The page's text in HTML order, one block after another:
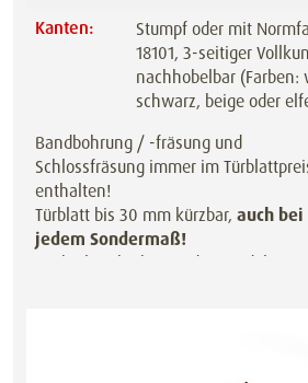
Kanten:
Stumpf oder mit
18101, 3-seitiger
nachhobelbar (Farben:
schwarz, beige oder
Bandbohrung / -fräsung und
Schlossfräsung immer im
enthalten!
Türblatt bis 30 mm kürzbar, auch bei
jedem Sondermaß!
Auch als Schiebetür oder Pendeltür